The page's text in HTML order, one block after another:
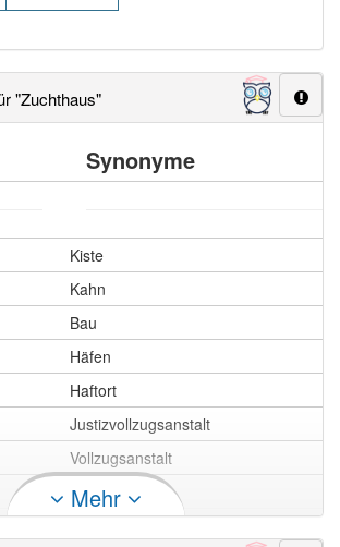
"Zuchthaus"
Synonyme
Kiste
Kahn
Bau
Häfen
Haftort
Justizvollzugsanstalt
Vollzugsanstalt
Gefängnis
Mehr